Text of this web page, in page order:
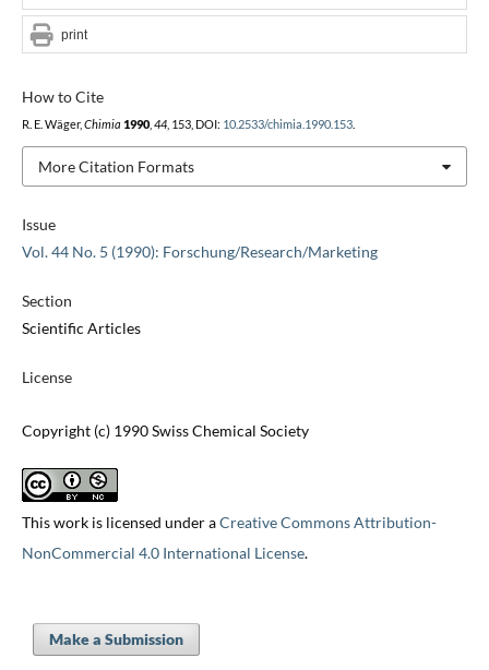
Issue
Vol. 44 No. 5 (1990): Forschung/Research/Marketing
Section
Scientific Articles
License
Copyright (c) 1990 Swiss Chemical Society
This work is licensed under aCreative Commons Attribution-
NonCommercial 4.0 International License.
How to Cite
R. E. Wäger, Chimia 1990, 44, 153, DOI: 10.2533/chimia.1990.153.
More Citation Formats
print
Make a Submission